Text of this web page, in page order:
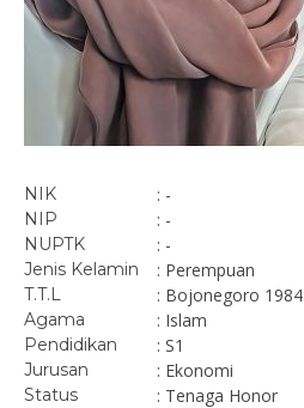
NIK : -
NIP : -
NUPTK : -
Jenis Kelamin : Perempuan
T.T.L : Bojonegoro 1984
Agama : Islam
Pendidikan : S1
Jurusan : Ekonomi
Status : Tenaga Honor